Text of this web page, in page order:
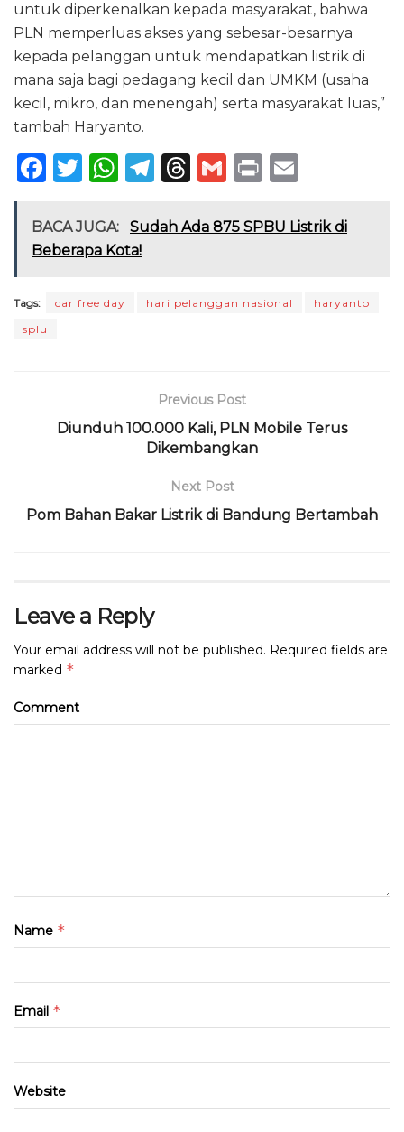
untuk diperkenalkan kepada masyarakat, bahwa
PLN memperluas akses yang sebesar-besarnya
kepada pelanggan untuk mendapatkan listrik di
mana saja bagi pedagang kecil dan UMKM (usaha
kecil, mikro, dan menengah) serta masyarakat luas,”
tambah Haryanto.
F
c
e
o
T
it
te
W
a
ts
p
T
e
m
T
re
s
G
ai
P
n ai
BACA JUGA:
Sudah Ada 875 SPBU Listrik di
Beberapa Kota!
Tags: car free day hari pelanggan nasional
haryanto
splu
Previous Post
Diunduh 100.000 Kali, PLN Mobile Terus
Dikembangkan
Next Post
Pom Bahan Bakar Listrik di Bandung Bertambah
Leave a Reply
Your email address will not be published. Required fields are
marked *
Comment
Name *
Email *
Website